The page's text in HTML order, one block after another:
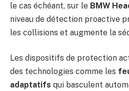
le cas échéant, sur le BMW
niveau de détection proactive
les collisions et augmente la
Les dispositifs de protection
des technologies comme les
adaptatifs qui basculent